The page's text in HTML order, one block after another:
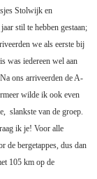
Stolwijk en
stil te hebben gestaan;
we als eerste bij
was iedereen wel aan
ons arriveerden de A-
wilde ik ook even
slankste van de groep.
ik je! Voor alle
de bergetappes, dus dan
105 km op de